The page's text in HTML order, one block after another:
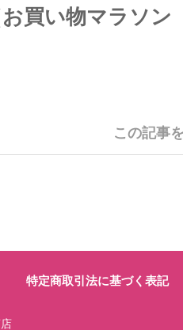
買い物マラソン
この記事
特定商取引法に基づく表記